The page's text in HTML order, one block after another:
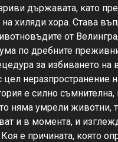
държавата, като
хиляди хора. Става
от
по дребните
за избиването на
цел неразпространение
е силно
няма умрели животни,
и в момента, и
е причината, която